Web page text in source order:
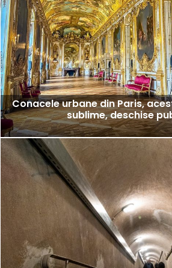
Conacele urbane din Paris,
sublime, deschise